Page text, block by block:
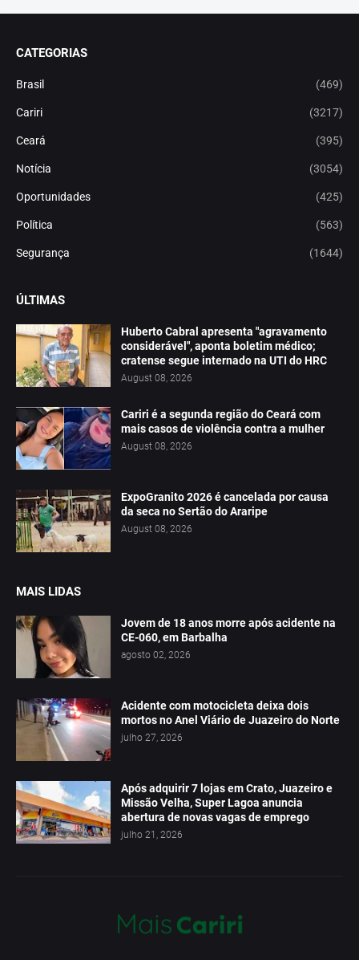
CATEGORIAS
Brasil (469)
Cariri (3217)
Ceará (395)
Notícia (3054)
Oportunidades (425)
Política (563)
Segurança (1644)
ÚLTIMAS
Huberto Cabral apresenta "agravamento
considerável", aponta boletim médico;
cratense segue internado na UTI do HRC
August 08, 2026
Cariri é a segunda região do Ceará com
mais casos de violência contra a mulher
August 08, 2026
ExpoGranito 2026 é cancelada por causa
da seca no Sertão do Araripe
August 08, 2026
MAIS LIDAS
Jovem de 18 anos morre após acidente na
CE-060, em Barbalha
agosto 02, 2026
Acidente com motocicleta deixa dois
mortos no Anel Viário de Juazeiro do Norte
julho 27, 2026
Após adquirir 7 lojas em Crato, Juazeiro e
Missão Velha, Super Lagoa anuncia
abertura de novas vagas de emprego
julho 21, 2026